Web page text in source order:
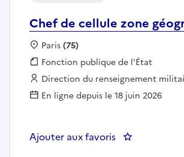
Chef de cellule zone
Localisation :
Paris(75)
Fonction publique :
Fonction publique de l'État
Employeur :
Direction du renseignement
En ligne depuis le 18 juin 2026
Ajouter aux favoris : Chef de